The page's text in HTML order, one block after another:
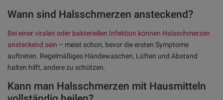
Wann sind Halsschmerzen ansteckend?
Bei einer viralen oder bakteriellen Infektion können Halsschmerzen
ansteckend sein – meist schon, bevor die ersten Symptome
auftreten. Regelmäßiges Händewaschen, Lüften und Abstand
halten hilft, andere zu schützen.
Kann man Halsschmerzen mit Hausmitteln